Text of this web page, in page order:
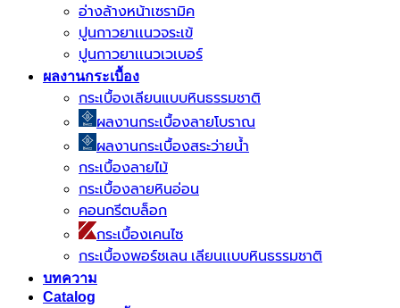
อ่างล้างหน้าเซรามิค
ปูนกาวยาเเนวจระเข้
ปูนกาวยาเเนวเวเบอร์
ผลงานกระเบื้อง
กระเบื้องเลียนแบบหินธรรมชาติ
ผลงานกระเบื้องลายโบราณ
ผลงานกระเบื้องสระว่ายนํ้า
กระเบื้องลายไม้
กระเบื้องลายหินอ่อน
คอนกรีตบล็อก
กระเบื้องเคนไซ
กระเบื้องพอร์ชเลน เลียนเเบบหินธรรมชาติ
บทความ
Catalog